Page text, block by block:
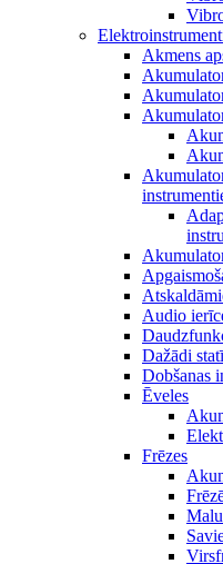
Akmens
Audio
Dažādi
Dobšanas
Ēveles
Frēzes